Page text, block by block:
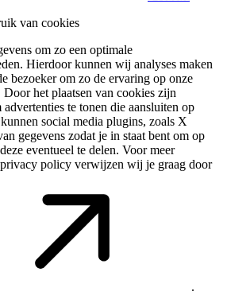
van cookies
om zo een optimale
Hierdoor kunnen wij analyses maken
bezoeker om zo de ervaring op onze
het plaatsen van cookies zijn
advertenties te tonen die aansluiten op
social media plugins, zoals X
gegevens zodat je in staat bent om op
eventueel te delen. Voor meer
policy verwijzen wij je graag door
.